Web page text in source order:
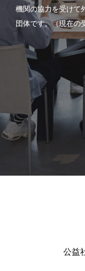
機関の協力を受けて
団体です。（現在
公益